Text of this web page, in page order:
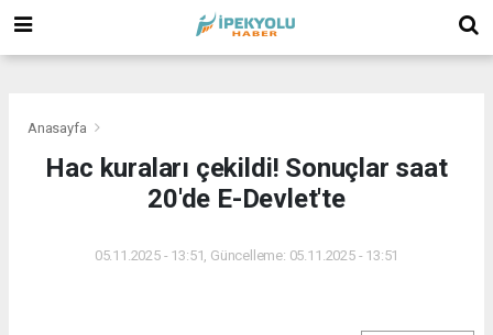
Anasayfa
Hac kuraları çekildi! Sonuçlar saat
20'de E-Devlet'te
05.11.2025 - 13:51, Güncelleme: 05.11.2025 - 13:51